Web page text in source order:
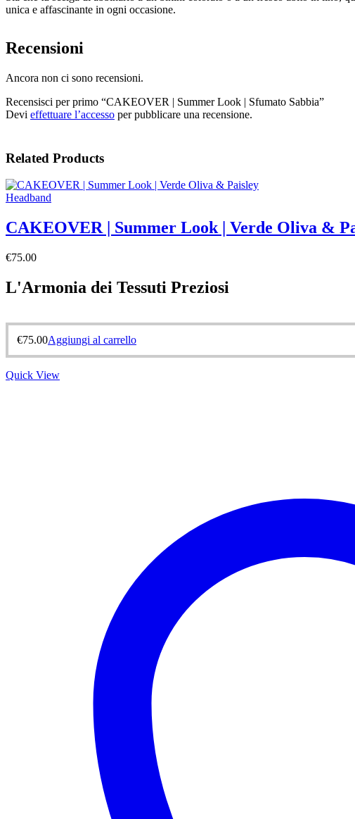
unica e affascinante in ogni occasione.
Recensioni
Ancora non ci sono recensioni.
Recensisci per primo “CAKEOVER | Summer Look | Sfumato Sabbia”
Devi effettuare l’accesso per pubblicare una recensione.
Related Products
Headband
CAKEOVER | Summer Look | Verde Oliva &
€75.00
L'Armonia dei Tessuti Preziosi
€75.00Aggiungi al carrello
Quick View